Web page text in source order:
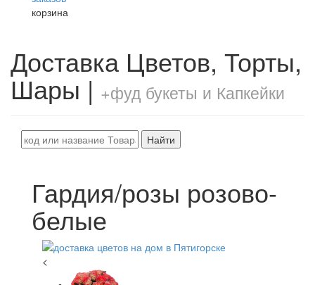
корзина
Доставка Цветов, Торты,
Шары | +фуд букеты и Капкейки
Найти
Гардия/розы розово-
белые
<